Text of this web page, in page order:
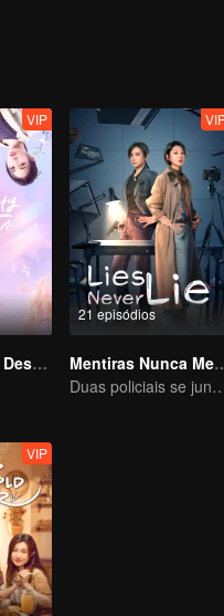
VIP
Moças, Vamos Desafiar o Destino
21 episódios
Mentiras
Duas policiais se
VIP